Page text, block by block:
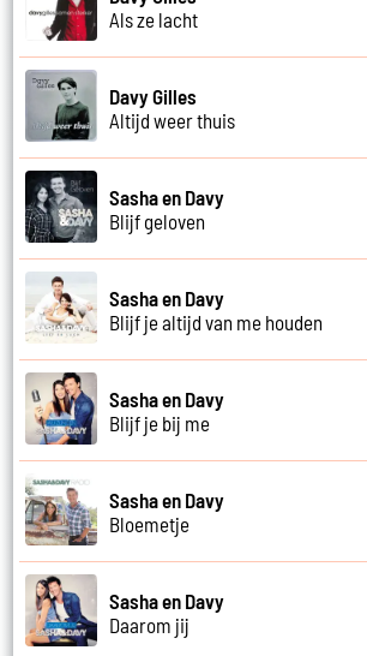
Als ze lacht
Davy Gilles
Altijd weer thuis
Sasha en Davy
Blijf geloven
Sasha en Davy
Blijf je altijd van me houden
Sasha en Davy
Blijf je bij me
Sasha en Davy
Bloemetje
Sasha en Davy
Daarom jij